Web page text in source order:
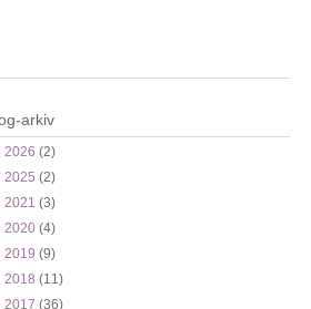
arkiv
2026 (2)
2025 (2)
2021 (3)
2020 (4)
2019 (9)
2018 (11)
2017 (36)